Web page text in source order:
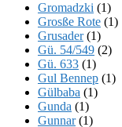
Gromadzki (1)
Grosße Rote (1)
Grusader(1)
Gü. 54/549 (2)
Gü. 633 (1)
Gul Bennep (1)
Gülbaba (1)
Gunda (1)
Gunnar(1)